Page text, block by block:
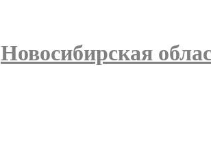
Новосибирская